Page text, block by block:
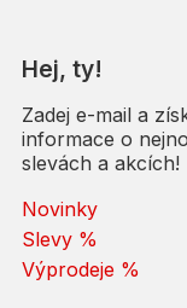
Hej, ty!
Zadej e-mail a
informace o
slevách a akcích!
Novinky
Slevy %
Výprodeje %